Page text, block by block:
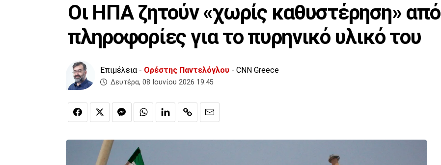
Οι ΗΠΑ ζητούν «χωρίς καθυστέρηση» από
πληροφορίες για το πυρηνικό υλικό του
Επιμέλεια - Ορέστης Παντελόγλου - CNN Greece
Δευτέρα, 08 Ιουνίου 2026 19:45